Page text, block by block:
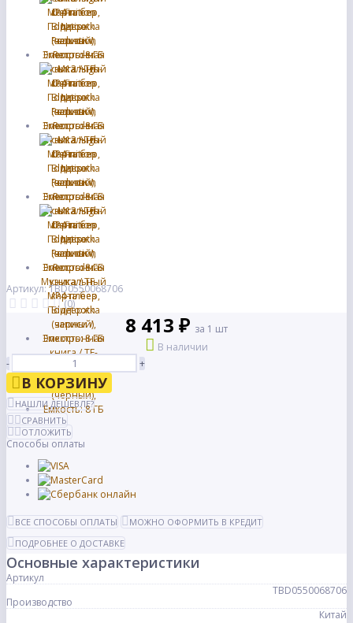
Артикул: TBD0550068706
(0)
8 413 ₽ за 1 шт
В наличии
-
+
В КОРЗИНУ
НАШЛИ ДЕШЕВЛЕ?
СРАВНИТЬ
ОТЛОЖИТЬ
Способы оплаты
ВСЕ СПОСОБЫ ОПЛАТЫ
МОЖНО ОФОРМИТЬ В КРЕДИТ
ПОДРОБНЕЕ О ДОСТАВКЕ
Основные характеристики
Артикул
TBD0550068706
Производство
Китай